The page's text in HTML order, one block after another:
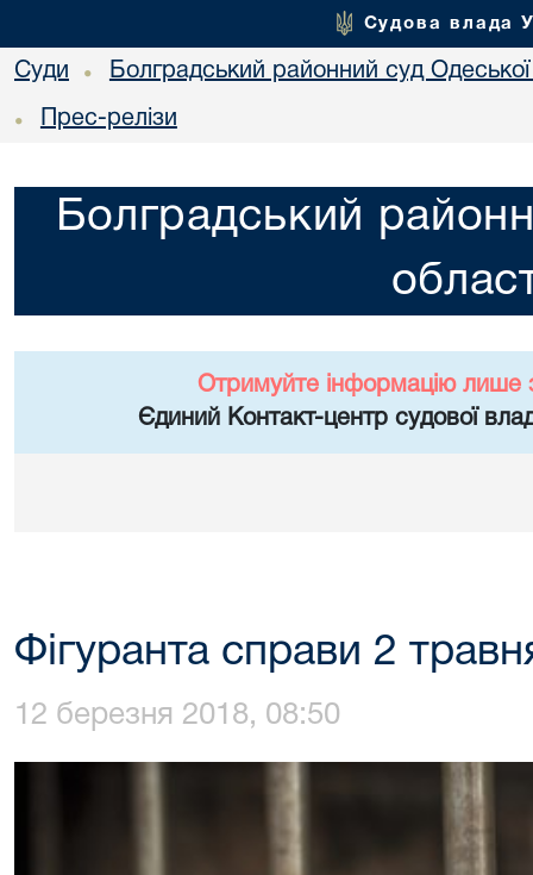
Судова влада
Суди • Болградський районний суд Одеської
• Прес-релізи
Болградський
Отримуйте інформацію лише
Єдиний Контакт-центр судової
Фігуранта справи 2
12 березня 2018, 08:50